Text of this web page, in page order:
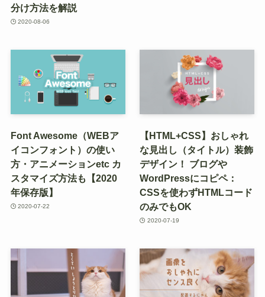
分け方法を解説
2020-08-06
Font Awesome（WEBア
イコンフォント）の使い
方・アニメーションetc カ
スタマイズ方法も【2020
年保存版】
2020-07-22
【HTML+CSS】おしゃれ
な見出し（タイトル）装飾
デザイン！ ブログや
WordPressにコピペ：
CSSを使わずHTMLコード
のみでもOK
2020-07-19